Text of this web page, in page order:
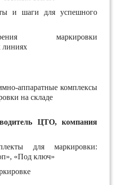
и шаги для успешного
маркировки
линиях
аппаратные комплексы
на складе
ЦТО, компания
для маркировки:
«Под ключ»